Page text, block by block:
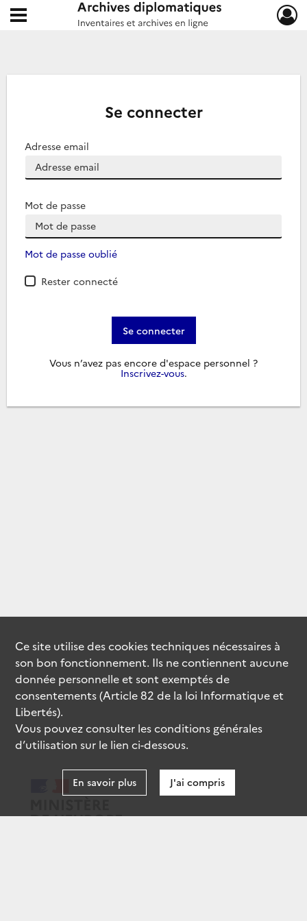
Archives diplomatiques
Ouvrir le menu déroulant
Se connecter
Adresse email
Mot de passe
Mot de passe oublié
Rester connecté
Se connecter
Vous n’avez pas encore d'espace personnel ?
Inscrivez-vous.
Ce site utilise descookiestechniques nécessaires à
son bon fonctionnement. Ils ne contiennent aucune
donnée personnelle et sont exemptés de
consentements (Article 82 de la loi Informatique et
Libertés).
Vous pouvez consulter les conditions générales
d’utilisation sur le lien ci-dessous.
En savoir plus J'ai compris